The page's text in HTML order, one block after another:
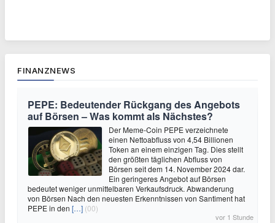
FINANZNEWS
PEPE: Bedeutender Rückgang des Angebots
auf Börsen – Was kommt als Nächstes?
Der Meme-Coin PEPE verzeichnete
einen Nettoabfluss von 4,54 Billionen
Token an einem einzigen Tag. Dies stellt
den größten täglichen Abfluss von
Börsen seit dem 14. November 2024 dar.
Ein geringeres Angebot auf Börsen
bedeutet weniger unmittelbaren Verkaufsdruck. Abwanderung
von Börsen Nach den neuesten Erkenntnissen von Santiment hat
PEPE in den […] (00)
vor 1 Stunde